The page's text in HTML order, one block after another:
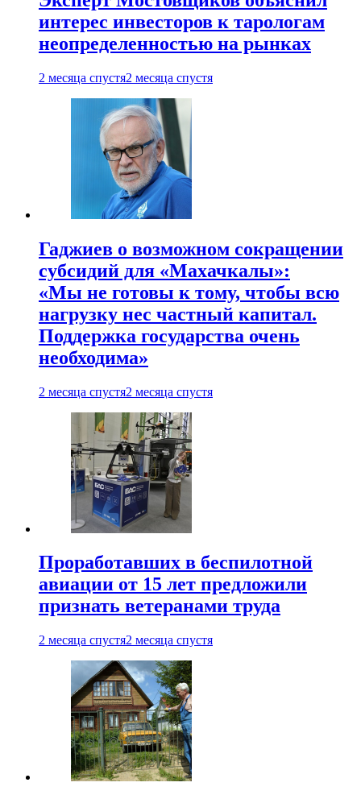
интерес инвесторов к тарологам
неопределенностью на рынках
2 месяца спустя2 месяца спустя
Гаджиев о возможном сокращении
субсидий для «Махачкалы»:
«Мы не готовы к тому, чтобы всю
нагрузку нес частный капитал.
Поддержка государства очень
необходима»
2 месяца спустя2 месяца спустя
Проработавших в беспилотной
авиации от 15 лет предложили
признать ветеранами труда
2 месяца спустя2 месяца спустя